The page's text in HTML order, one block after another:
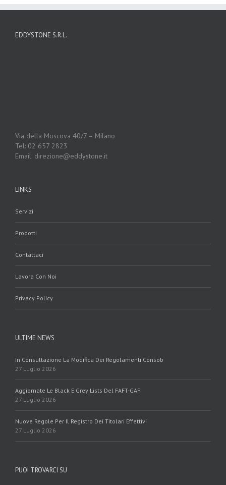
EDDYSTONE S.R.L.
Via della Moscova 40/7 – Milano
Tel: 02 657 2823
Email: direzione@eddystone.it
LINKS
Servizi
Prodotti
Contattaci
Lavora Con Noi
Privacy Policy
ULTIME NEWS
In Consultazione La Modifica Dei Regolamenti Consob
27 Luglio 2026
Aggiornate Le Black E Grey Lists Del FAFT-GAFI
27 Luglio 2026
Nuove Regole Per Il Registro Dei Titolari Effettivi
27 Luglio 2026
PUOI TROVARCI SU